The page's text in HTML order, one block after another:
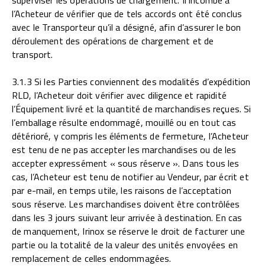
l’Acheteur de vérifier que de tels accords ont été conclus
avec le Transporteur qu’il a désigné, afin d’assurer le bon
déroulement des opérations de chargement et de
transport.
3.1.3 Si les Parties conviennent des modalités d’expédition
RLD, l’Acheteur doit vérifier avec diligence et rapidité
l’Équipement livré et la quantité de marchandises reçues. Si
l’emballage résulte endommagé, mouillé ou en tout cas
détérioré, y compris les éléments de fermeture, l’Acheteur
est tenu de ne pas accepter les marchandises ou de les
accepter expressément « sous réserve ». Dans tous les
cas, l’Acheteur est tenu de notifier au Vendeur, par écrit et
par e-mail, en temps utile, les raisons de l’acceptation
sous réserve. Les marchandises doivent être contrôlées
dans les 3 jours suivant leur arrivée à destination. En cas
de manquement, Irinox se réserve le droit de facturer une
partie ou la totalité de la valeur des unités envoyées en
remplacement de celles endommagées.